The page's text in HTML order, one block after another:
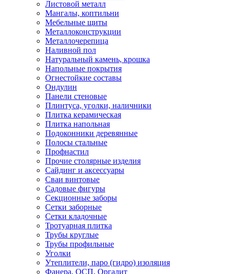
Листовой металл
Мангалы, коптильни
Мебельные щиты
Металлоконструкции
Металлочерепица
Наливной пол
Натуральный камень, крошка
Напольные покрытия
Огнестойкие составы
Ондулин
Панели стеновые
Плинтуса, уголки, наличники
Плитка керамическая
Плитка напольная
Подоконники деревянные
Полосы стальные
Профнастил
Прочие столярные изделия
Сайдинг и аксессуары
Сваи винтовые
Садовые фигуры
Секционные заборы
Сетки заборные
Сетки кладочные
Тротуарная плитка
Трубы круглые
Трубы профильные
Уголки
Утеплители, паро (гидро) изоляция
Фанера, ОСП, Оргалит